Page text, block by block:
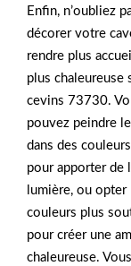
Enfin, n’oubliez
décorer votre
rendre plus
plus chaleureuse
cevins 73730.
pouvez peindre
dans des
pour apporter de
lumière, ou opter
couleurs plus
pour créer une
chaleureuse.